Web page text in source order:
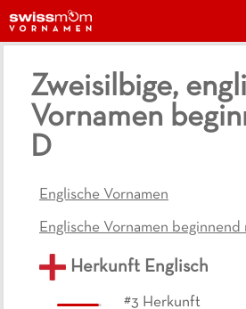
Zweisilbige,
Vornamen
D
Englische Vornamen
Englische Vornamen beginnend
Herkunft Englisch
#3 Herkunft